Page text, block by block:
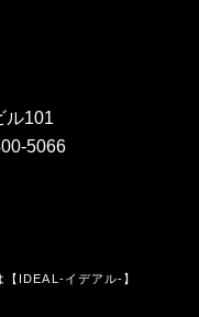
ル101
5066
IDEAL-イデアル-】